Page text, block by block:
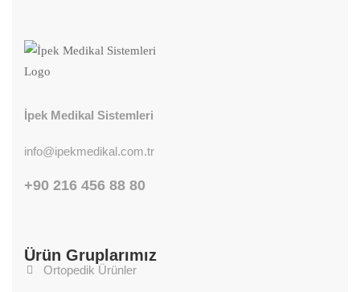
İpek Medikal Sistemleri
info@ipekmedikal.com.tr
+90 216 456 88 80
Ürün Gruplarımız
Ortopedik Ürünler